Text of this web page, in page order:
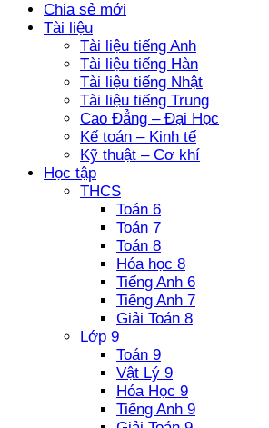
Chia sẻ mới
Tài liệu
Tài liệu tiếng Anh
Tài liệu tiếng Hàn
Tài liệu tiếng Nhật
Tài liệu tiếng Trung
Cao Đẳng – Đại Học
Kế toán – Kinh tế
Kỹ thuật – Cơ khí
Học tập
THCS
Toán 6
Toán 7
Toán 8
Hóa học 8
Tiếng Anh 6
Tiếng Anh 7
Giải Toán 8
Lớp 9
Toán 9
Vật Lý 9
Hóa Học 9
Tiếng Anh 9